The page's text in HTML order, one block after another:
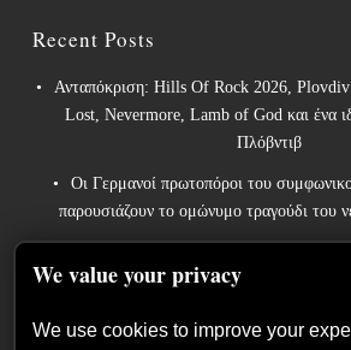
Recent Posts
Ανταπόκριση: Hills Of Rock 2026,
Lost, Nevermore, Lamb of God και ένα
Πλόβντιβ
Οι Γερμανοί πρωτοπόροι του
παρουσιάζουν το ομώνυμο τραγούδι του
David Eugene Edwards και προαναγγέλλουν
We value your privacy
We use cookies to improve your